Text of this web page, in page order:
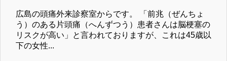
広島の頭痛外来診察室からです。 「前兆（ぜんちょ
う）のある片頭痛（へんずつう）患者さんは脳梗塞の
リスクが高い」と言われておりますが、これは45歳以
下の女性...